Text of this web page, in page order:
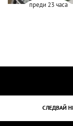
преди 23 часа
СЛЕДВАЙ